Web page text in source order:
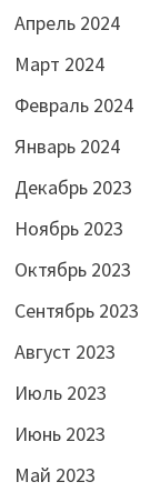
Апрель 2024
Март 2024
Февраль 2024
Январь 2024
Декабрь 2023
Ноябрь 2023
Октябрь 2023
Сентябрь 2023
Август 2023
Июль 2023
Июнь 2023
Май 2023